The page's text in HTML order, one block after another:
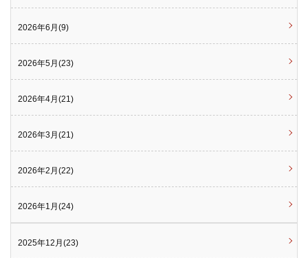
2026年6月(9)
2026年5月(23)
2026年4月(21)
2026年3月(21)
2026年2月(22)
2026年1月(24)
2025年12月(23)